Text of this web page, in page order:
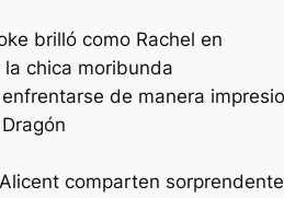
brilló como Rachel en
la chica moribunda
de manera
comparten